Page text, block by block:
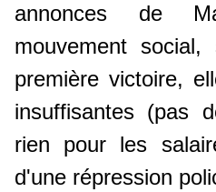
annonces de
mouvement
première victoire,
insuffisantes (pas
rien pour les
d'une répression